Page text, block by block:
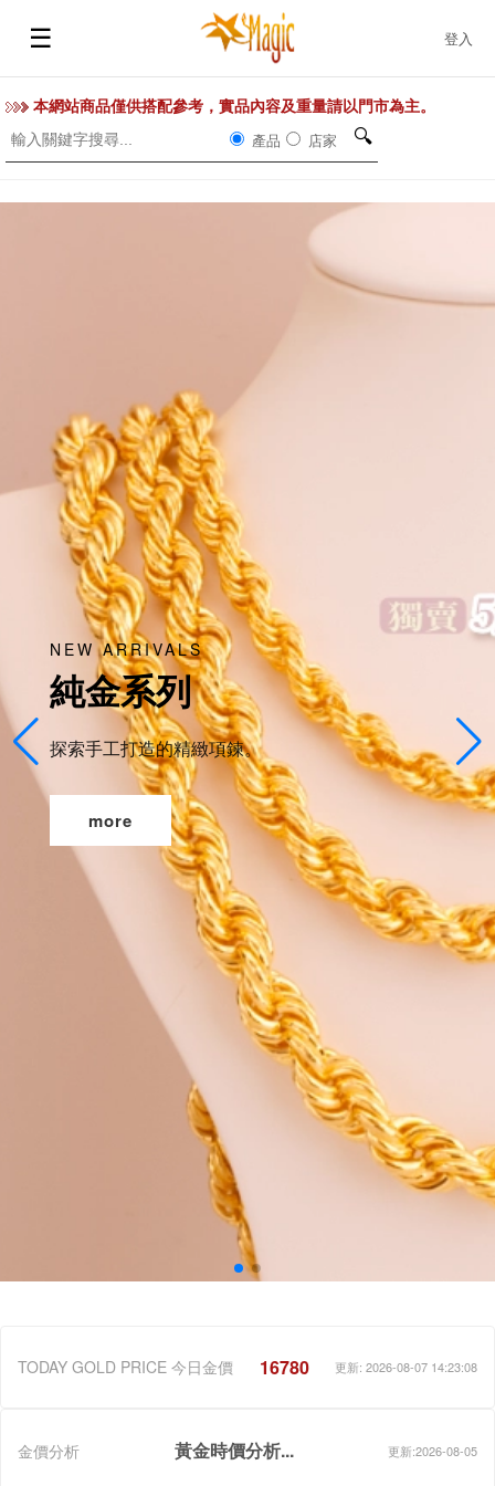
☰ 登入
本網站商品僅供搭配參考，實品內容及重量請以門市為主。
產品 店家 🔍
NEW ARRIVALS
純金系列
探索手工打造的精緻項鍊。
more
TODAY GOLD PRICE 今日金價 16780 更新: 2026-08-07 14:23:08
金價分析 黃金時價分析... 更新:2026-08-05